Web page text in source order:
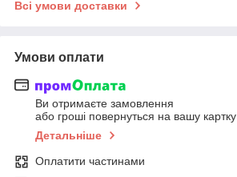
Всі умови доставки
Умови оплати
Ви отримаєте замовлення
або гроші повернуться на вашу картку
Детальніше
Оплатити частинами